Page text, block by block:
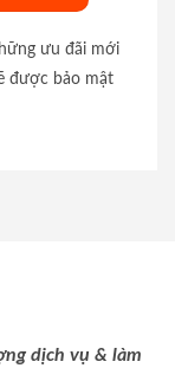
ưu đãi mới
được bảo mật
dịch vụ & làm